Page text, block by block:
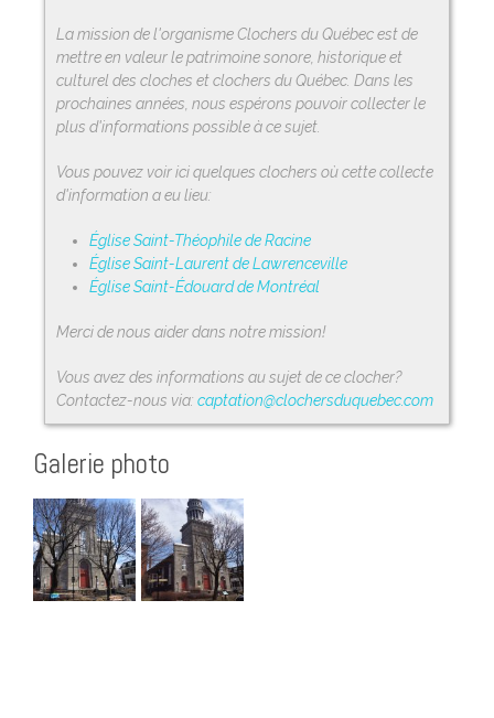
La mission de l'organisme Clochers du Québec est de
mettre en valeur le patrimoine sonore, historique et
culturel des cloches et clochers du Québec. Dans les
prochaines années, nous espérons pouvoir collecter le
plus d'informations possible à ce sujet.
Vous pouvez voir ici quelques clochers où cette collecte
d'information a eu lieu:
Église Saint-Théophile de Racine
Église Saint-Laurent de Lawrenceville
Église Saint-Édouard de Montréal
Merci de nous aider dans notre mission!
Vous avez des informations au sujet de ce clocher?
Contactez-nous via: captation@clochersduquebec.com
Galerie photo